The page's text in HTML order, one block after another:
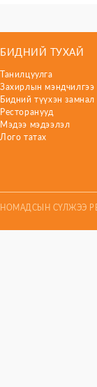
БИДНИЙ ТУХАЙ
Танилцуулга
Захирлын мэндчилгээ
Бидний түүхэн замнал
Ресторанууд
Мэдээ мэдээлэл
Лого татах
НОМАДСЫН СҮЛЖЭЭ